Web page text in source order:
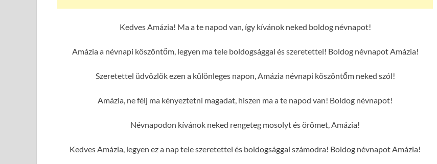
Kedves Amázia! Ma a te napod van, így kívánok neked boldog névnapot!
Amázia a névnapi köszöntőm, legyen ma tele boldogsággal és szeretettel! Boldog névnapot Amázia!
Szeretettel üdvözlök ezen a különleges napon, Amázia névnapi köszöntőm neked szól!
Amázia, ne félj ma kényeztetni magadat, hiszen ma a te napod van! Boldog névnapot!
Névnapodon kívánok neked rengeteg mosolyt és örömet, Amázia!
Kedves Amázia, legyen ez a nap tele szeretettel és boldogsággal számodra! Boldog névnapot Amázia!